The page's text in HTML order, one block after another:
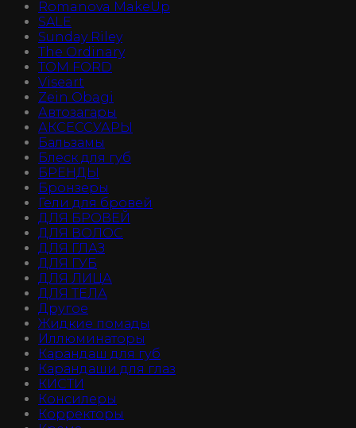
Romanova MakeUp
SALE
Sunday Riley
The Ordinary
TOM FORD
Viseart
Zein Obagi
Автозагары
АКСЕССУАРЫ
Бальзамы
Блеск для губ
БРЕНДЫ
Бронзеры
Гели для бровей
ДЛЯ БРОВЕЙ
ДЛЯ ВОЛОС
ДЛЯ ГЛАЗ
ДЛЯ ГУБ
ДЛЯ ЛИЦА
ДЛЯ ТЕЛА
Другое
Жидкие помады
Иллюминаторы
Карандаш для губ
Карандаши для глаз
КИСТИ
Консилеры
Корректоры